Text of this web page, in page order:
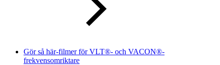
Gör så här-filmer för VLT®- och VACON®-
frekvensomriktare